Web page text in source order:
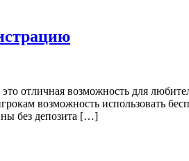
отличная возможность для
возможность использовать
без депозита […]